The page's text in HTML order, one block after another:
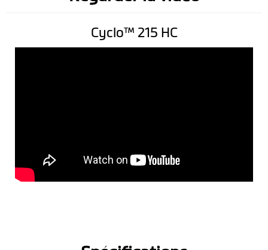
Cyclo™ 215 HC